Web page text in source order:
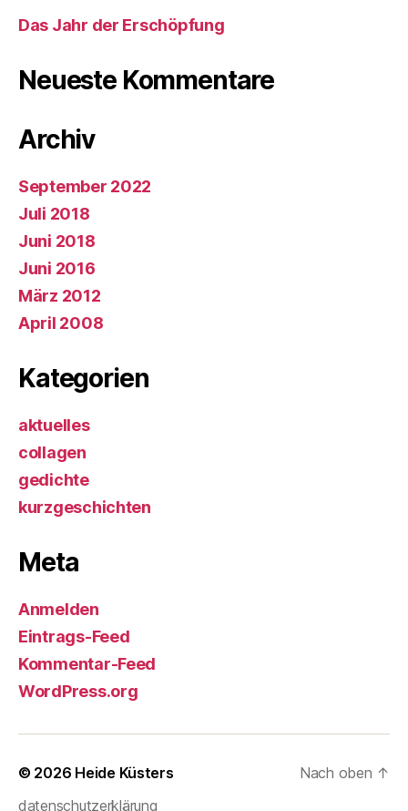
Das Jahr der Erschöpfung
Neueste Kommentare
Archiv
September 2022
Juli 2018
Juni 2018
Juni 2016
März 2012
April 2008
Kategorien
aktuelles
collagen
gedichte
kurzgeschichten
Meta
Anmelden
Eintrags-Feed
Kommentar-Feed
WordPress.org
© 2026 Heide Küsters
datenschutzerklärung
Nach oben ↑